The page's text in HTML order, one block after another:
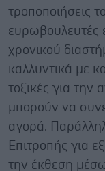
τροποποιήσεις
ευρωβουλευτές
χρονικού
καλλυντικά με
τοξικές για
μπορούν να
αγορά.
Επιτροπής για
την έκθεση